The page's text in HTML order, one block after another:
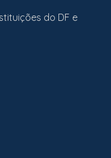
do DF e